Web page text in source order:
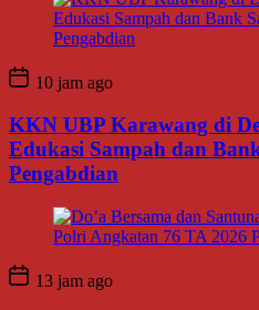
10 jam ago
KKN UBP Karawang di
Edukasi Sampah dan
Pengabdian
13 jam ago